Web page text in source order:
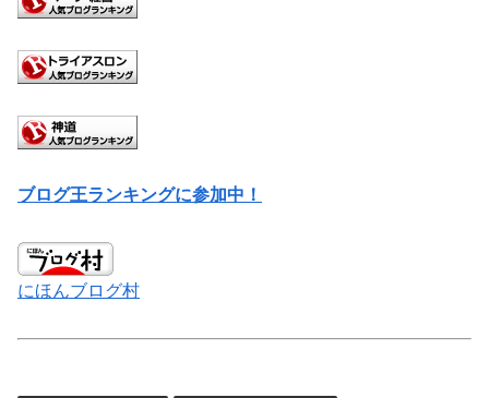
ブログ王ランキングに参加中！
にほんブログ村